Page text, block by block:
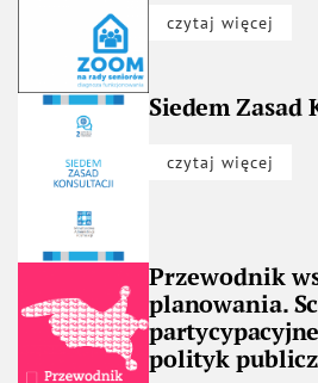
czytaj więcej
Siedem Zasad
czytaj więcej
Przewodnik
planowania.
polityk